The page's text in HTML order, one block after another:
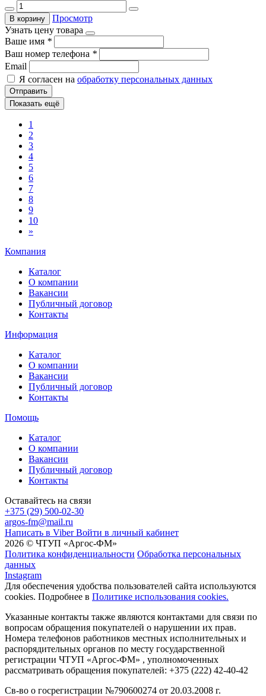
В корзину
Просмотр
Узнать цену товара
Ваше имя *
Ваш номер телефона *
Email
Я согласен на обработку персональных данных
Отправить
Показать ещё
1
2
3
4
5
6
7
8
9
10
»
Компания
Каталог
О компании
Вакансии
Публичный договор
Контакты
Информация
Каталог
О компании
Вакансии
Публичный договор
Контакты
Помощь
Каталог
О компании
Вакансии
Публичный договор
Контакты
Оставайтесь на связи
+375 (29) 500-02-30
argos-fm@mail.ru
Написать в Viber Войти в личный кабинет
2026 © ЧТУП «Аргос-ФМ»
Политика конфиденциальности Обработка персональных
данных
Instagram
Для обеспечения удобства пользователей сайта используются
cookies. Подробнее в Политике использования cookies.
Указанные контакты также являются контактами для связи по
вопросам обращения покупателей о нарушении их прав.
Номера телефонов работников местных исполнительных и
распорядительных органов по месту государственной
регистрации ЧТУП «Аргос-ФМ» , уполномоченных
рассматривать обращения покупателей: +375 (222) 42-40-42
Св-во о госрегистрации №790600274 от 20.03.2008 г.